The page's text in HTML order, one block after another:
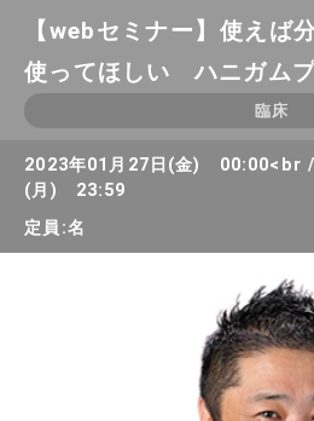
【webセミナー】使え
使ってほしい ハニガム
臨床
2023年01月27日(金)
(月) 23:59
定員:名